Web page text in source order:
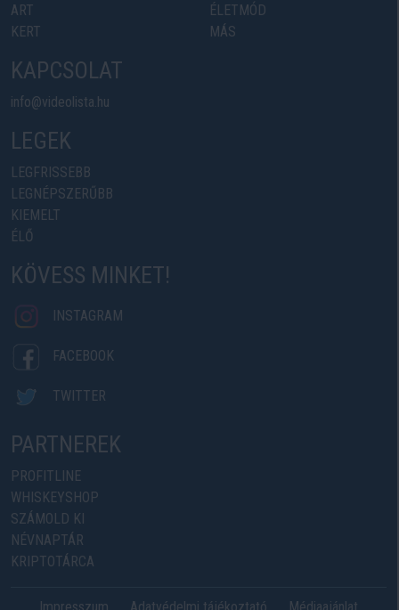
ART
KERT
ÉLETMÓD
MÁS
KAPCSOLAT
info@videolista.hu
LEGEK
LEGFRISSEBB
LEGNÉPSZERŰBB
KIEMELT
ÉLŐ
KÖVESS MINKET!
INSTAGRAM
FACEBOOK
TWITTER
PARTNEREK
PROFITLINE
WHISKEYSHOP
SZÁMOLD KI
NÉVNAPTÁR
KRIPTOTÁRCA